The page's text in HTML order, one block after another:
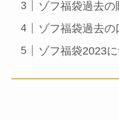
ゾフ福袋過去の
ゾフ福袋過去の
ゾフ福袋2023